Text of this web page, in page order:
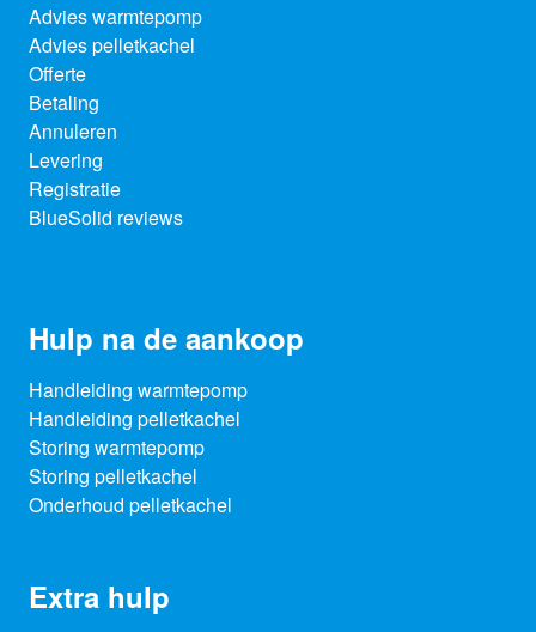
Advies warmtepomp
Advies pelletkachel
Offerte
Betaling
Annuleren
Levering
Registratie
BlueSolid reviews
Hulp na de aankoop
Handleiding warmtepomp
Handleiding pelletkachel
Storing warmtepomp
Storing pelletkachel
Onderhoud pelletkachel
Extra hulp